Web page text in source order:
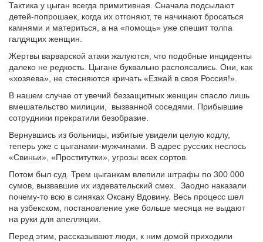
Тактика у цыган всегда примитивная. Сначала подсылают
детей-попрошаек, когда их отгоняют, те начинают бросаться
камнями и материться, а на «помощь» уже спешит толпа
галдящих женщин.
Жертвы варварской атаки жалуются, что подобные инциденты
далеко не редкость. Цыгане буквально распоясались. Они, как
«хозяева», не стесняются кричать «Езжай в своя Россия!».
В нашем случае от увечий беззащитных женщин спасло лишь
вмешательство милиции, вызванной соседями. Прибывшие
сотрудники прекратили безобразие.
Вернувшись из больницы, избитые увидели целую кодлу,
теперь уже с цыганами-мужчинами. В адрес русских неслось
«Свиньи», «Проститутки», угрозы всех сортов.
Потом был суд. Трем цыганкам влепили штрафы по 300 000
сумов, вызвавшие их издевательский смех. Заодно наказали
почему-то всю в синяках Оксану Вдовину. Весь процесс шел
на узбекском, постановление уже больше месяца не выдают
на руки для апелляции.
Перед этим, рассказывают люди, к ним домой приходили